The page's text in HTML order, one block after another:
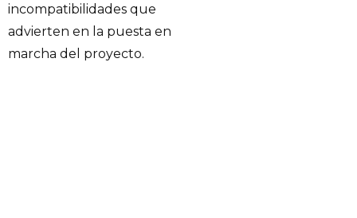
incompatibilidades que
advierten en la puesta en
marcha del proyecto.